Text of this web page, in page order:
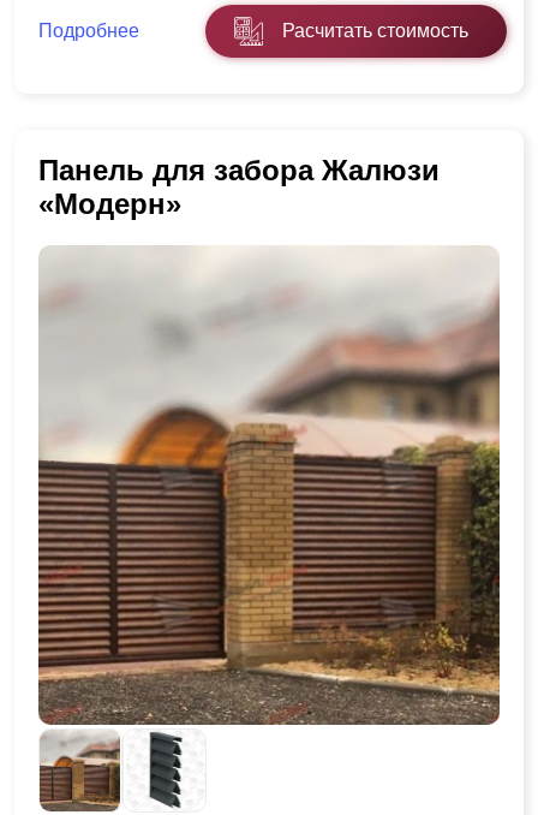
Подробнее Расчитать стоимость
Панель для забора Жалюзи
«Модерн»